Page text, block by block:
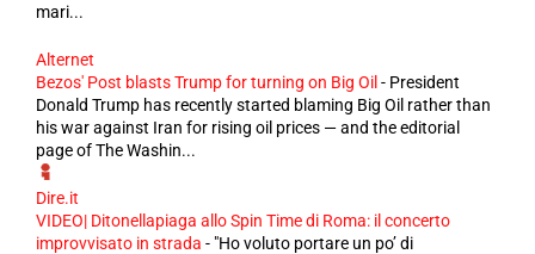
mari...
Alternet
Bezos' Post blasts Trump for turning on Big Oil - President
Donald Trump has recently started blaming Big Oil rather than
his war against Iran for rising oil prices — and the editorial
page of The Washin...
Dire.it
VIDEO| Ditonellapiaga allo Spin Time di Roma: il concerto
improvvisato in strada - "Ho voluto portare un po’ di